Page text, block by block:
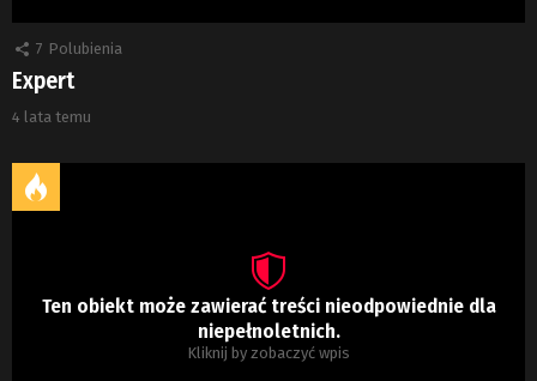
7 Polubienia
Expert
4 lata temu
Ten obiekt może zawierać treści nieodpowiednie dla
niepełnoletnich.
Kliknij by zobaczyć wpis